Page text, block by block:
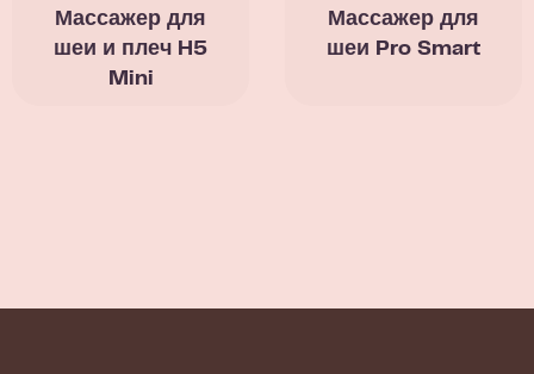
Массажер для
шеи и плеч H5
Mini
Массажер для
шеи Pro Smart